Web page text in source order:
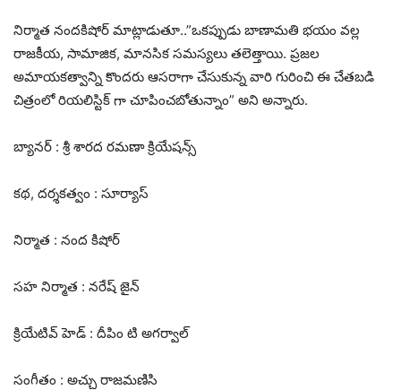
నిర్మాత నందకిషోర్ మాట్లాడుతూ..”ఒకప్పుడు బాణామతి భయం వల్ల
రాజకీయ, సామాజిక, మానసిక సమస్యలు తలెత్తాయి. ప్రజల
అమాయకత్వాన్ని కొందరు ఆసరాగా చేసుకున్న వారి గురించి ఈ చేతబడి
చిత్రంలో రియలిస్టిక్ గా చూపించబోతున్నాం” అని అన్నారు.
బ్యానర్ : శ్రీ శారద రమణా క్రియేషన్స్
కథ, దర్శకత్వం : సూర్యాస్
నిర్మాత : నంద కిషోర్
సహ నిర్మాత : నరేష్ జైన్
క్రియేటివ్ హెడ్ : దీపిం టి అగర్వాల్
సంగీతం : అచ్చు రాజమణిసి